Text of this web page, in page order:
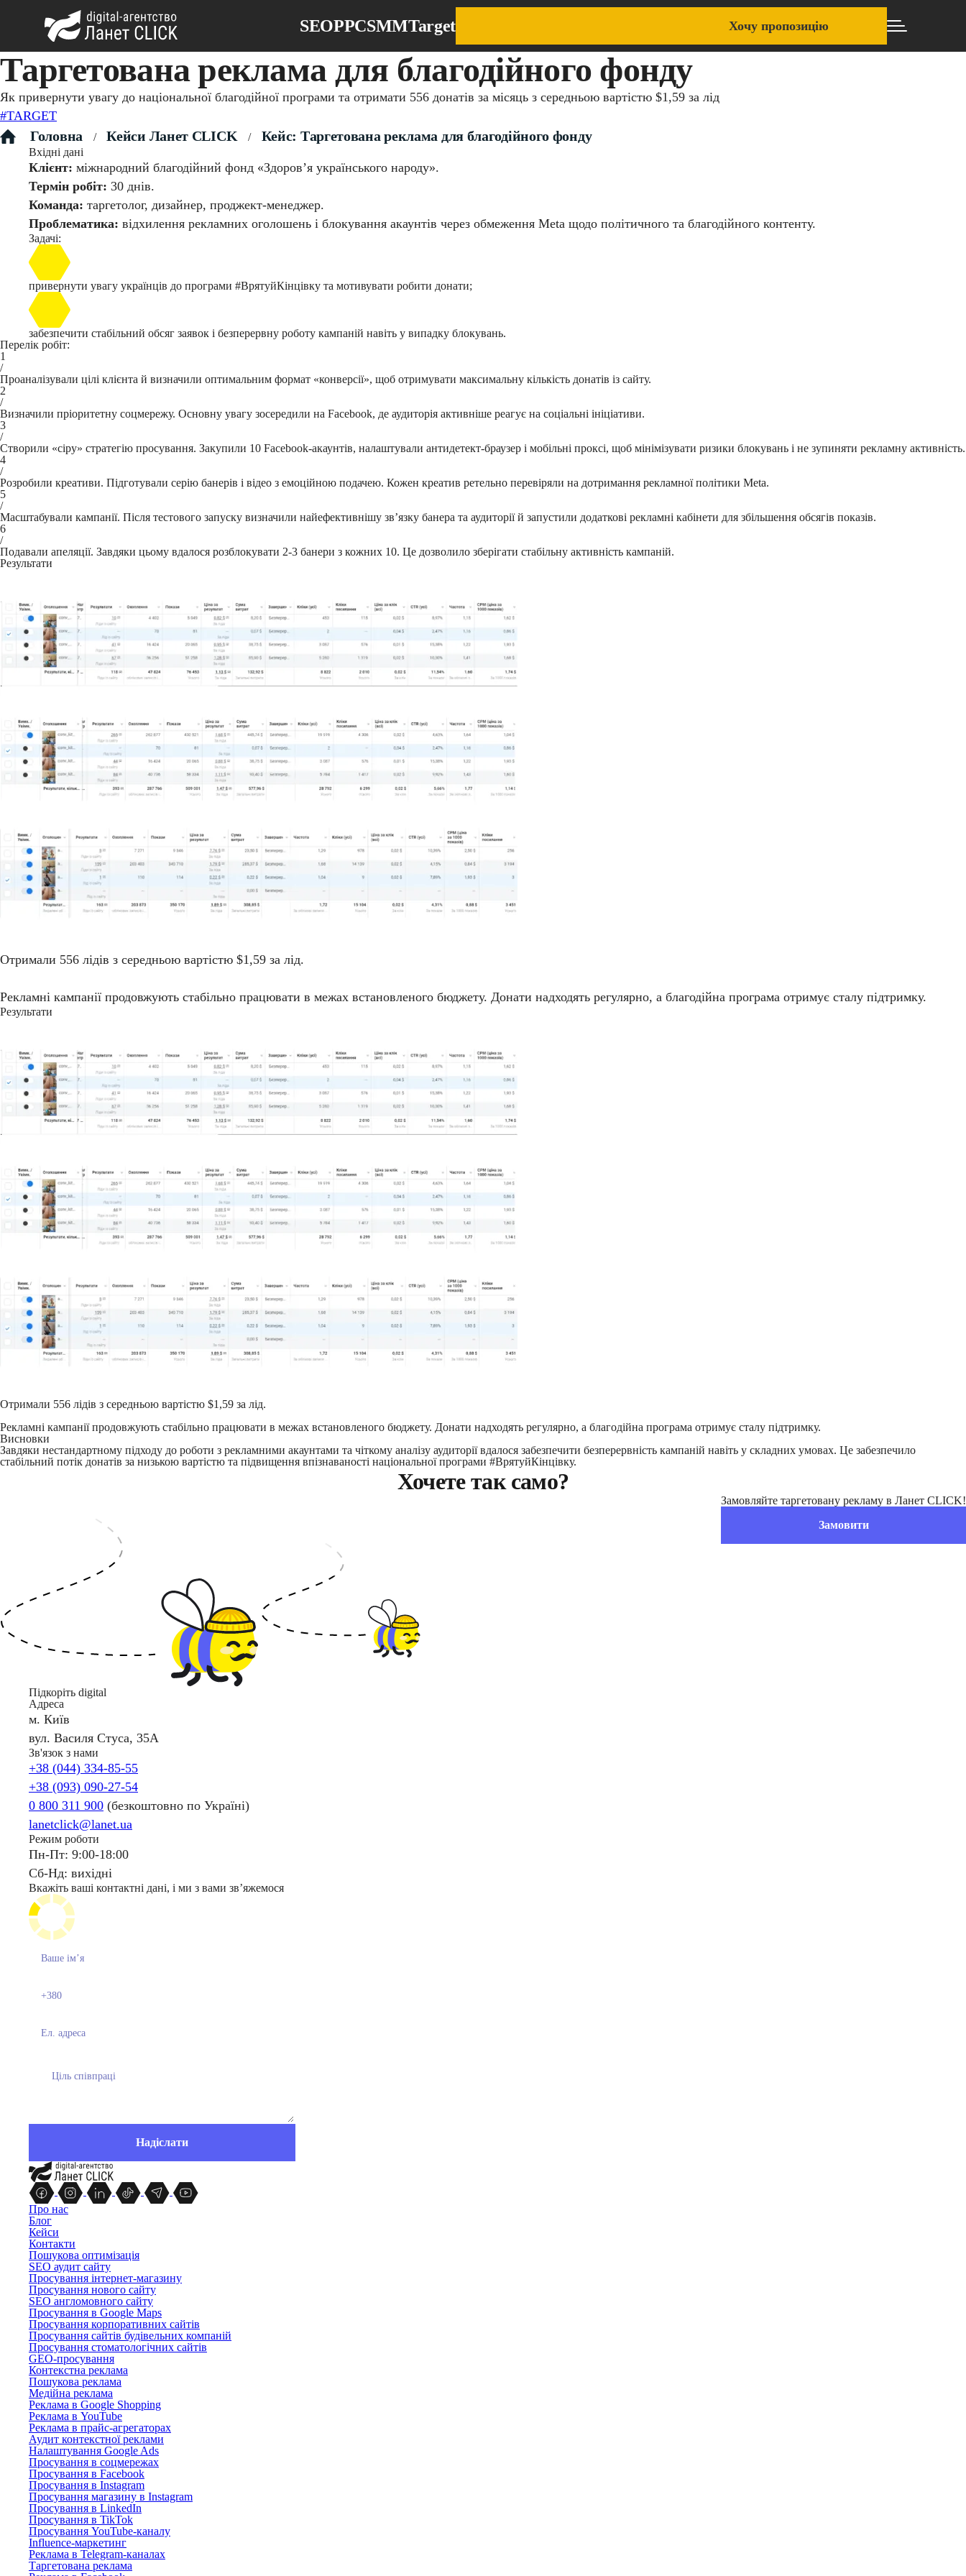
SEOPPCSMMTarget Хочу пропозицію
Таргетована реклама для благодійного фонду
Як привернути увагу до національної благодійної програми та отримати 556 донатів за місяць з середньою вартістю $1,59 за лід
#TARGET
Головна / Кейси Ланет CLICK / Кейс: Таргетована реклама для благодійного фонду
Вхідні дані
Клієнт: міжнародний благодійний фонд «Здоровʼя українського народу».
Термін робіт: 30 днів.
Команда: таргетолог, дизайнер, проджект-менеджер.
Проблематика: відхилення рекламних оголошень і блокування акаунтів через обмеження Meta щодо політичного та благодійного контенту.
Задачі:
привернути увагу українців до програми #ВрятуйКінцівку та мотивувати робити донати;
забезпечити стабільний обсяг заявок і безперервну роботу кампаній навіть у випадку блокувань.
Перелік робіт:
1
/
Проаналізували цілі клієнта й визначили оптимальним формат «конверсії», щоб отримувати максимальну кількість донатів із сайту.
2
/
Визначили пріоритетну соцмережу. Основну увагу зосередили на Facebook, де аудиторія активніше реагує на соціальні ініціативи.
3
/
Створили «сіру» стратегію просування. Закупили 10 Facebook-акаунтів, налаштували антидетект-браузер і мобільні проксі, щоб мінімізувати ризики блокувань і не зупиняти рекламну активність.
4
/
Розробили креативи. Підготували серію банерів і відео з емоційною подачею. Кожен креатив ретельно перевіряли на дотримання рекламної політики Meta.
5
/
Масштабували кампанії. Після тестового запуску визначили найефективнішу зв’язку банера та аудиторії й запустили додаткові рекламні кабінети для збільшення обсягів показів.
6
/
Подавали апеляції. Завдяки цьому вдалося розблокувати 2-3 банери з кожних 10. Це дозволило зберігати стабільну активність кампаній.
Результати
Отримали 556 лідів з середньою вартістю $1,59 за лід.
Рекламні кампанії продовжують стабільно працювати в межах встановленого бюджету. Донати надходять регулярно, а благодійна програма отримує сталу підтримку.
Результати
Отримали 556 лідів з середньою вартістю $1,59 за лід.
Рекламні кампанії продовжують стабільно працювати в межах встановленого бюджету. Донати надходять регулярно, а благодійна програма отримує сталу підтримку.
Висновки
Завдяки нестандартному підходу до роботи з рекламними акаунтами та чіткому аналізу аудиторії вдалося забезпечити безперервність кампаній навіть у складних умовах. Це забезпечило
стабільний потік донатів за низькою вартістю та підвищення впізнаваності національної програми #ВрятуйКінцівку.
Хочете так само?
Замовляйте таргетовану рекламу в Ланет CLICK!
Замовити
Підкоріть digital
Адреса
м. Київ
вул. Василя Стуса, 35А
Зв'язок з нами
+38 (044) 334-85-55
+38 (093) 090-27-54
0 800 311 900 (безкоштовно по Україні)
lanetclick@lanet.ua
Режим роботи
Пн-Пт: 9:00-18:00
Сб-Нд: вихідні
Вкажіть ваші контактні дані, і ми з вами звʼяжемося
Про нас
Блог
Кейси
Контакти
Пошукова оптимізація
SEO аудит сайту
Просування інтернет-магазину
Просування нового сайту
SEO англомовного сайту
Просування в Google Maps
Просування корпоративних сайтів
Просування сайтів будівельних компаній
Просування стоматологічних сайтів
GEO-просування
Контекстна реклама
Пошукова реклама
Медійна реклама
Реклама в Google Shopping
Реклама в YouTube
Реклама в прайс-агрегаторах
Аудит контекстної реклами
Налаштування Google Ads
Просування в соцмережах
Просування в Facebook
Просування в Instagram
Просування магазину в Instagram
Просування в LinkedIn
Просування в TikTok
Просування YouTube-каналу
Influence-маркетинг
Реклама в Telegram-каналах
Таргетована реклама